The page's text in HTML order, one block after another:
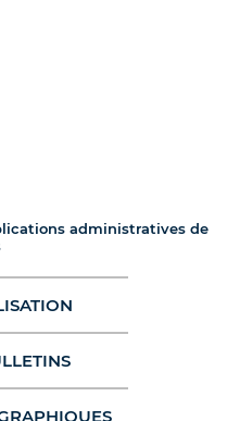
administratives de